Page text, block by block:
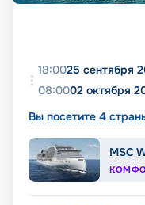
18:0025 сентября
08:0002 октября
Вы посетите 4
MSC